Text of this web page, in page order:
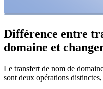
Différence entre
domaine et
Le transfert de nom de
sont deux opérations